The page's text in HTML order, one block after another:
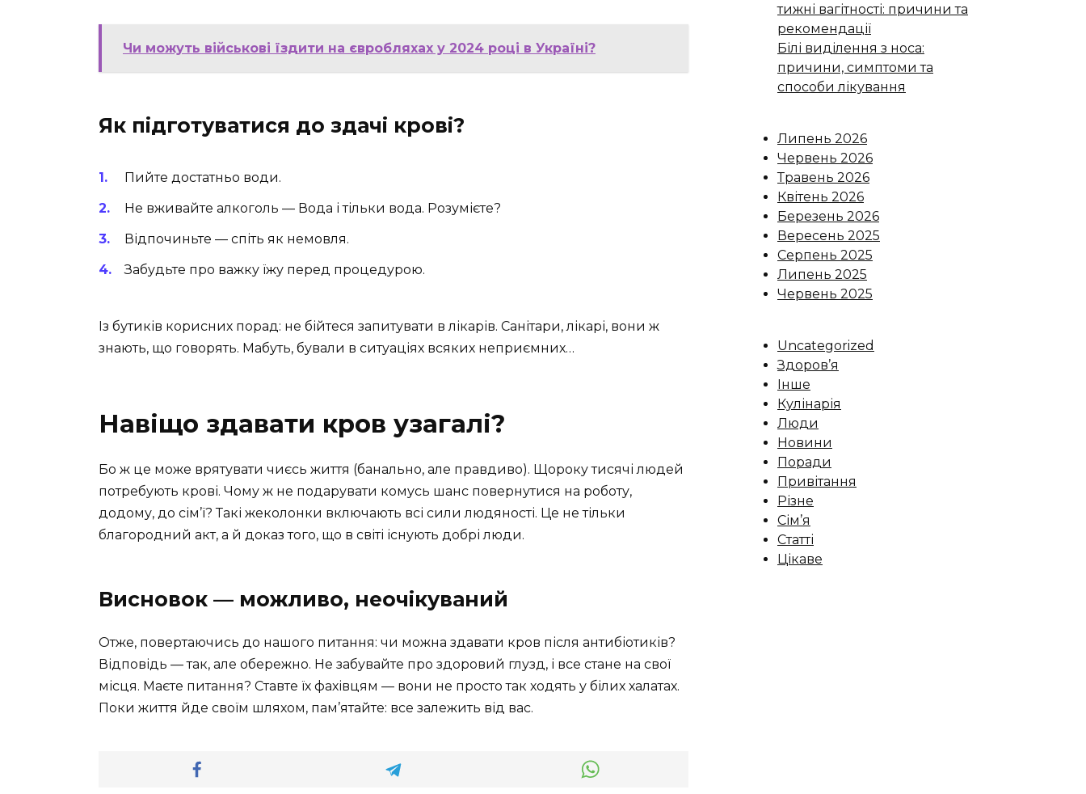
Чи можуть військові їздити на євробляхах у 2024 році в Україні?
Як підготуватися до здачі крові?
Пийте достатньо води.
Не вживайте алкоголь — Вода і тільки вода. Розумієте?
Відпочиньте — спіть як немовля.
Забудьте про важку їжу перед процедурою.
Із бутиків корисних порад: не бійтеся запитувати в лікарів. Санітари, лікарі, вони ж
знають, що говорять. Мабуть, бували в ситуаціях всяких неприємних…
Навіщо здавати кров узагалі?
Бо ж це може врятувати чиєсь життя (банально, але правдиво). Щороку тисячі людей
потребують крові. Чому ж не подарувати комусь шанс повернутися на роботу,
додому, до сім’ї? Такі жеколонки включають всі сили людяності. Це не тільки
благородний акт, а й доказ того, що в світі існують добрі люди.
Висновок — можливо, неочікуваний
Отже, повертаючись до нашого питання: чи можна здавати кров після антибіотиків?
Відповідь — так, але обережно. Не забувайте про здоровий глузд, і все стане на свої
місця. Маєте питання? Ставте їх фахівцям — вони не просто так ходять у білих халатах.
Поки життя йде своїм шляхом, пам’ятайте: все залежить від вас.
тижні вагітності: причини та
рекомендації
Білі виділення з носа:
причини, симптоми та
способи лікування
Липень 2026
Червень 2026
Травень 2026
Квітень 2026
Березень 2026
Вересень 2025
Серпень 2025
Липень 2025
Червень 2025
Uncategorized
Здоров’я
Інше
Кулінарія
Люди
Новини
Поради
Привітання
Різне
Сім’я
Статті
Цікаве